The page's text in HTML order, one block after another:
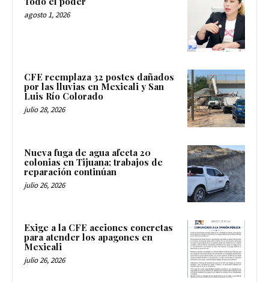
agosto 1, 2026
CFE reemplaza 32 postes dañados
por las lluvias en Mexicali y San
Luis Río Colorado
julio 28, 2026
Nueva fuga de agua afecta 20
colonias en Tijuana; trabajos de
reparación continúan
julio 26, 2026
Exige a la CFE acciones concretas
para atender los apagones en
Mexicali
julio 26, 2026